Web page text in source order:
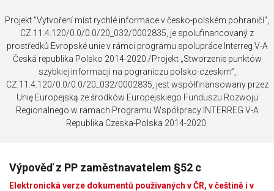
Projekt "Vytvoření míst rychlé informace v česko-polském pohraničí",
CZ.11.4.120/0.0/0.0/20_032/0002835, je spolufinancovaný z
prostředků Evropské unie v rámci programu spolupráce Interreg V-A
Česká republika Polsko 2014-2020./Projekt „Stworzenie punktów
szybkiej informacji na pograniczu polsko-czeskim”,
CZ.11.4.120/0.0/0.0/20_032/0002835, jest współfinansowany przez
Unię Europejską ze środków Europejskiego Funduszu Rozwoju
Regionalnego w ramach Programu Współpracy INTERREG V-A
Republika Czeska-Polska 2014-2020.
Výpověď z PP zaměstnavatelem §52 c
Elektronická verze dokumentů používaných v ČR, v češtině i v